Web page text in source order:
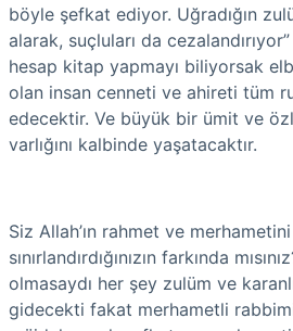
böyle şefkat ediyor. Uğradığın
alarak, suçluları da
hesap kitap yapmayı biliyorsak
olan insan cenneti ve ahireti tüm
edecektir. Ve büyük bir ümit ve
varlığını kalbinde yaşatacaktır.
Siz Allah’ın rahmet ve
sınırlandırdığınızın farkında
olmasaydı her şey zulüm ve
gidecekti fakat merhametli